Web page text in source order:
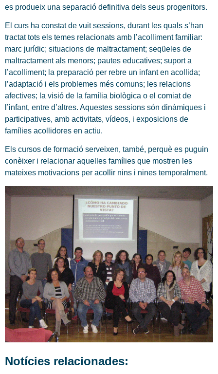
es produeix una separació definitiva dels seus progenitors.
El curs ha constat de vuit sessions, durant les quals s’han
tractat tots els temes relacionats amb l’acolliment familiar:
marc jurídic; situacions de maltractament; seqüeles de
maltractament als menors; pautes educatives; suport a
l’acolliment; la preparació per rebre un infant en acollida;
l’adaptació i els problemes més comuns; les relacions
afectives; la visió de la família biològica o el comiat de
l’infant, entre d’altres. Aquestes sessions són dinàmiques i
participatives, amb activitats, vídeos, i exposicions de
famílies acollidores en actiu.
Els cursos de formació serveixen, també, perquè es puguin
conèixer i relacionar aquelles famílies que mostren les
mateixes motivacions per acollir nins i nines temporalment.
Notícies relacionades: